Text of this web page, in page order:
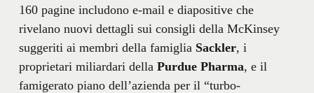
160 pagine includono e-mail e diapositive che
rivelano nuovi dettagli sui consigli della McKinsey
suggeriti ai membri della famiglia Sackler, i
proprietari miliardari della Purdue Pharma, e il
famigerato piano dell’azienda per il “turbo-